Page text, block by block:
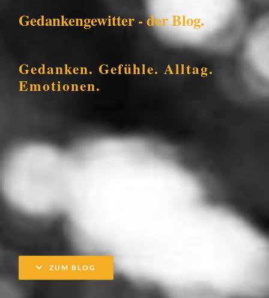
Gedankengewitter - der Blog.
Gedanken. Gefühle. Alltag.
Emotionen.
ZUM BLOG